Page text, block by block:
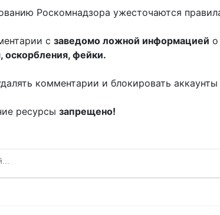
Роскомнадзора ужесточаются
с заведомо ложной информацией
оскорбления, фейки.
комментарии и блокировать
ресурсы запрещено!